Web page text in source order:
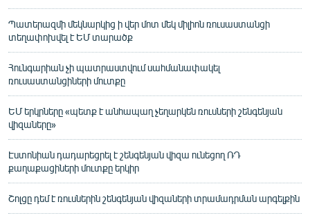
Պատերազմի մեկնարկից ի վեր մոտ մեկ միլիոն ռուսաստանցի
տեղափոխվել է ԵՄ տարածք
Հունգարիան չի պատրաստվում սահմանափակել
ռուսաստանցիների մուտքը
ԵՄ երկրները «պետք է անհապաղ չեղարկեն ռուսների շենգենյան
վիզաները»
Էստոնիան դադարեցրել է շենգենյան վիզա ունեցող ՌԴ
քաղաքացիների մուտքը երկիր
Շոլցը դեմ է ռուսներին շենգենյան վիզաների տրամադրման արգելքին